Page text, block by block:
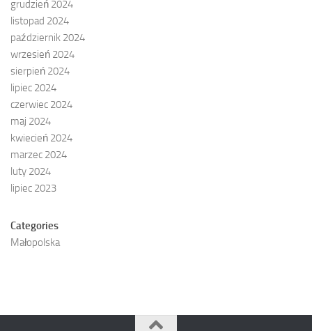
grudzień 2024
listopad 2024
październik 2024
wrzesień 2024
sierpień 2024
lipiec 2024
czerwiec 2024
maj 2024
kwiecień 2024
marzec 2024
luty 2024
lipiec 2023
Categories
Małopolska